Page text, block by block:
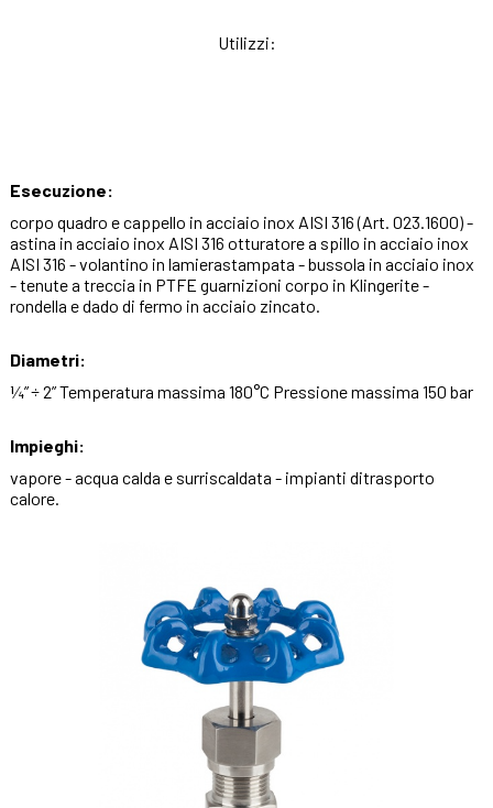
Utilizzi:
Esecuzione:
corpo quadro e cappello in acciaio inox AISI 316 (Art. 023.1600) -
astina in acciaio inox AISI 316 otturatore a spillo in acciaio inox
AISI 316 - volantino in lamierastampata - bussola in acciaio inox
- tenute a treccia in PTFE guarnizioni corpo in Klingerite -
rondella e dado di fermo in acciaio zincato.
Diametri:
¼” ÷ 2” Temperatura massima 180°C Pressione massima 150 bar
Impieghi:
vapore - acqua calda e surriscaldata - impianti ditrasporto
calore.